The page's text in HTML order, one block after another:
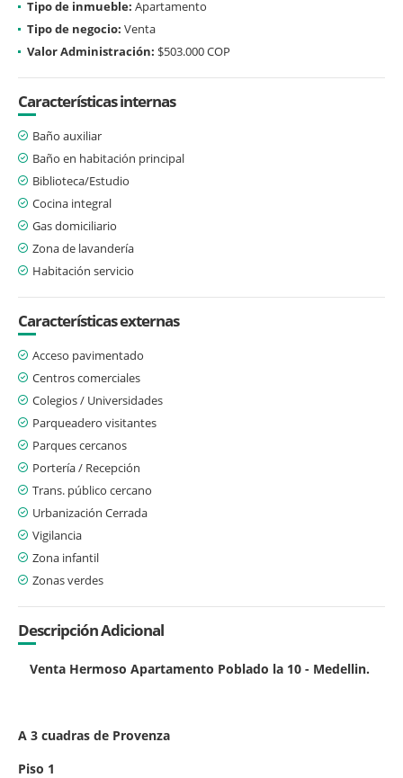
Tipo de inmueble: Apartamento
Tipo de negocio: Venta
Valor Administración: $503.000 COP
Características internas
Baño auxiliar
Baño en habitación principal
Biblioteca/Estudio
Cocina integral
Gas domiciliario
Zona de lavandería
Habitación servicio
Características externas
Acceso pavimentado
Centros comerciales
Colegios / Universidades
Parqueadero visitantes
Parques cercanos
Portería / Recepción
Trans. público cercano
Urbanización Cerrada
Vigilancia
Zona infantil
Zonas verdes
Descripción Adicional
Venta Hermoso Apartamento Poblado la 10 - Medellin.
A 3 cuadras de Provenza
Piso 1